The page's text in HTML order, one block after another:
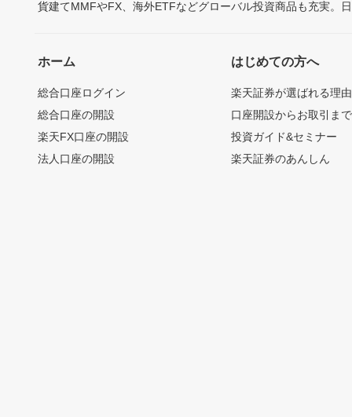
貨建てMMFやFX、海外ETFなどグローバル投資商品も充実。
ホーム
総合口座ログイン
総合口座の開設
楽天FX口座の開設
法人口座の開設
はじめての方へ
楽天証券が選ばれる理由
口座開設からお取引ま
投資ガイド&セミナー
楽天証券のあんしん